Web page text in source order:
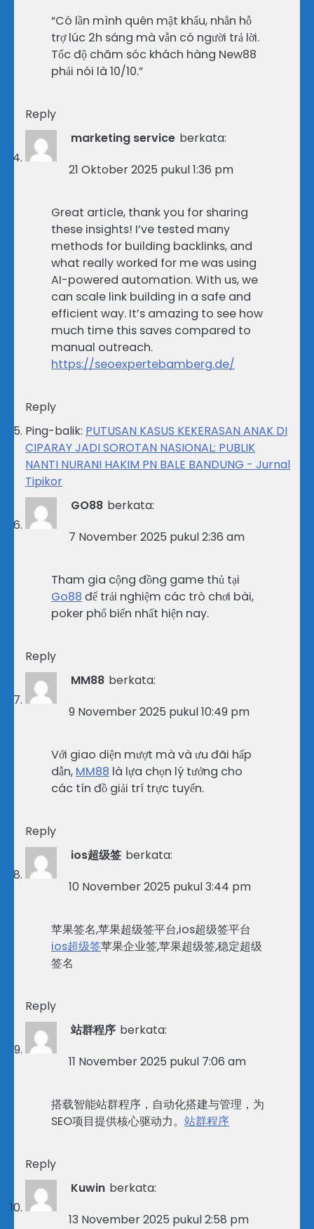
“Có lần mình quên mật khẩu, nhắn hỗ
trợ lúc 2h sáng mà vẫn có người trả lời.
Tốc độ chăm sóc khách hàng New88
phải nói là 10/10.”
Reply
marketing service berkata:
21 Oktober 2025 pukul 1:36 pm
Great article, thank you for sharing
these insights! I’ve tested many
methods for building backlinks, and
what really worked for me was using
AI-powered automation. With us, we
can scale link building in a safe and
efficient way. It’s amazing to see how
much time this saves compared to
manual outreach.
https://seoexpertebamberg.de/
Reply
Ping-balik: PUTUSAN KASUS KEKERASAN ANAK DI
CIPARAY JADI SOROTAN NASIONAL: PUBLIK
NANTI NURANI HAKIM PN BALE BANDUNG - Jurnal
Tipikor
GO88 berkata:
7 November 2025 pukul 2:36 am
Tham gia cộng đồng game thủ tại
Go88 để trải nghiệm các trò chơi bài,
poker phổ biến nhất hiện nay.
Reply
MM88 berkata:
9 November 2025 pukul 10:49 pm
Với giao diện mượt mà và ưu đãi hấp
dẫn, MM88 là lựa chọn lý tưởng cho
các tín đồ giải trí trực tuyến.
Reply
ios超级签 berkata:
10 November 2025 pukul 3:44 pm
苹果签名,苹果超级签平台,ios超级签平台
ios超级签苹果企业签,苹果超级签,稳定超级
签名
Reply
站群程序 berkata:
11 November 2025 pukul 7:06 am
搭载智能站群程序，自动化搭建与管理，为
SEO项目提供核心驱动力。 站群程序
Reply
Kuwin berkata:
13 November 2025 pukul 2:58 pm